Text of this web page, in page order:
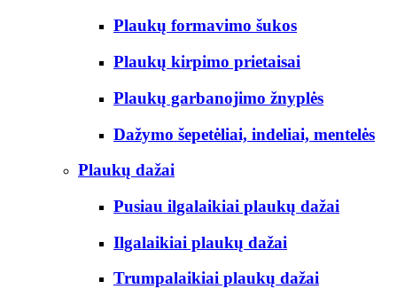
Plaukų formavimo šukos
Plaukų kirpimo prietaisai
Plaukų garbanojimo žnyplės
Dažymo šepetėliai, indeliai, mentelės
Plaukų dažai
Pusiau ilgalaikiai plaukų dažai
Ilgalaikiai plaukų dažai
Trumpalaikiai plaukų dažai